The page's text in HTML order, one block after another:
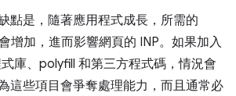
點是，隨著應用程式成長，所需的
增加，進而影響網頁的 INP。如果加入
庫、polyfill 和第三方程式碼，情況會
這些項目會爭奪處理能力，而且通常必